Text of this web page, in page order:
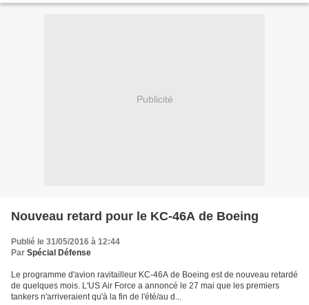
Publicité
Nouveau retard pour le KC-46A de Boeing
Publié le 31/05/2016 à 12:44
Par Spécial Défense
Le programme d'avion ravitailleur KC-46A de Boeing est de nouveau retardé
de quelques mois. L'US Air Force a annoncé le 27 mai que les premiers
tankers n'arriveraient qu'à la fin de l'été/au d...